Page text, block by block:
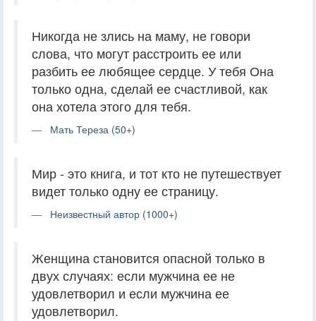
Никогда не злись на маму, не говори
слова, что могут расстроить ее или
разбить ее любящее сердце. У тебя Она
только одна, сделай ее счастливой, как
она хотела этого для тебя.
Мать Тереза (50+)
Мир - это книга, и тот кто не путешествует
видет только одну ее страницу.
Неизвестный автор (1000+)
Женщина становится опасной только в
двух случаях: если мужчина ее не
удовлетворил и если мужчина ее
удовлетворил.